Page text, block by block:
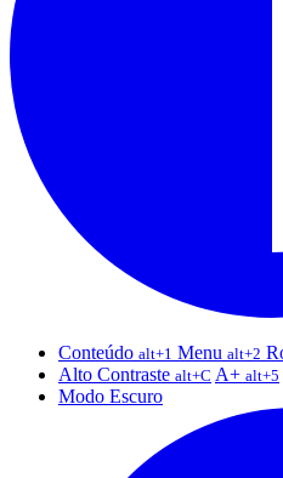
Conteúdo alt+1 Menu alt+2
Alto Contraste alt+C A+ alt+5
Modo Escuro